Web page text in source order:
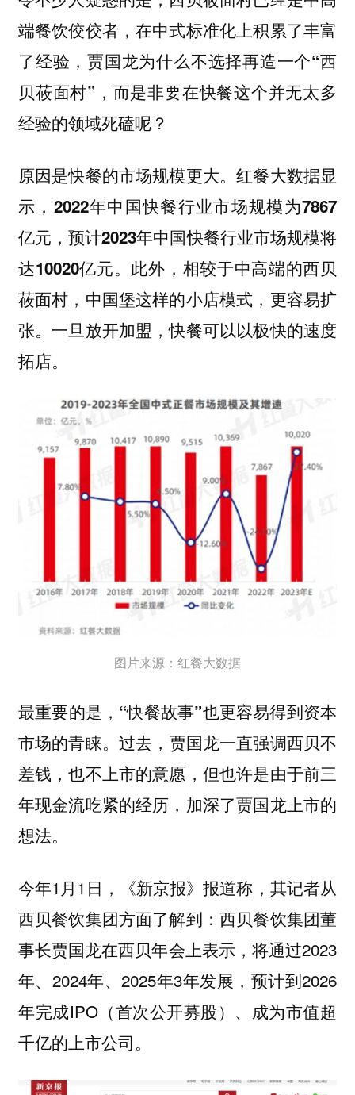
端餐饮佼佼者，在中式标准化上积累了丰富
了经验，贾国龙为什么不选择再造一个“西
贝莜面村”，而是非要在快餐这个并无太多
经验的领域死磕呢？
原因是快餐的市场规模更大。红餐大数据显
示， 2022年中国快餐行业市场规模为7867
亿元，预计2023年中国快餐行业市场规模将
达10020亿元。 此外，相较于中高端的西贝
莜面村，中国堡这样的小店模式，更容易扩
张。一旦放开加盟，快餐可以以极快的速度
拓店。
图片来源：红餐大数据
最重要的是，“快餐故事”也更容易得到资本
市场的青睐。 过去，贾国龙一直强调西贝不
差钱，也不上市的意愿，但也许是由于前三
年现金流吃紧的经历，加深了贾国龙上市的
想法。
今年1月1日，《新京报》报道称，其记者从
西贝餐饮集团方面了解到：西贝餐饮集团董
事长贾国龙在西贝年会上表示，将通过2023
年、2024年、2025年3年发展，预计到2026
年完成IPO（首次公开募股）、成为市值超
千亿的上市公司。